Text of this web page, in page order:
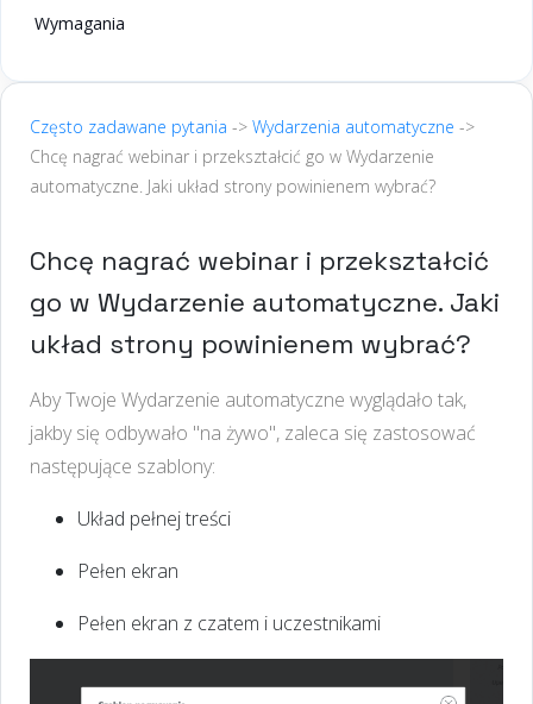
Wymagania
Często zadawane pytania -> Wydarzenia automatyczne ->
Chcę nagrać webinar i przekształcić go w Wydarzenie
automatyczne. Jaki układ strony powinienem wybrać?
Chcę nagrać webinar i przekształcić
go w Wydarzenie automatyczne. Jaki
układ strony powinienem wybrać?
Aby Twoje Wydarzenie automatyczne wyglądało tak,
jakby się odbywało "na żywo", zaleca się zastosować
następujące szablony:
Układ pełnej treści
Pełen ekran
Pełen ekran z czatem i uczestnikami